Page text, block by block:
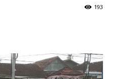
193